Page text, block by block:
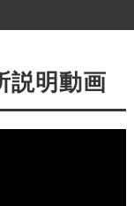
説明動画